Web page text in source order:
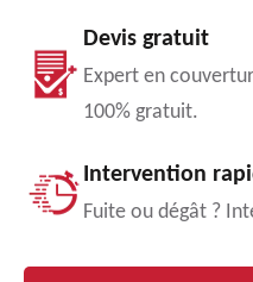
Devis gratuit
Expert en
100% gratuit.
Intervention
Fuite ou dégât ?